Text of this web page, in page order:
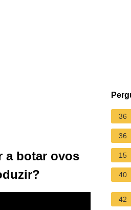
a botar ovos
36
36
15
40
42